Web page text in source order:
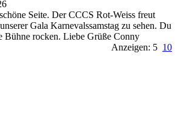
Seite. Der CCCS Rot-Weiss freut
Gala Karnevalssamstag zu sehen. Du
Bühne rocken. Liebe Grüße Conny
Anzeigen: 5 10